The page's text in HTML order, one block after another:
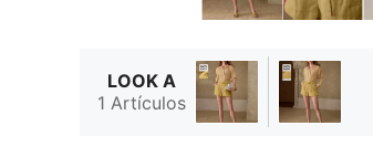
LOOK A
1 Artículos